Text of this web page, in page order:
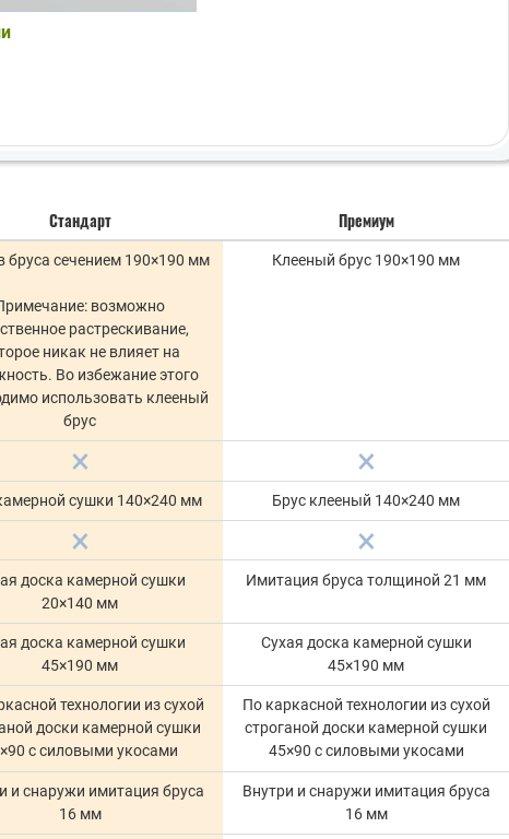
Стандарт Премиум
бруса сечением 190×190 мм
возможно
растрескивание,
никак не влияет на
Во избежание этого
использовать клееный
брус
Клееный брус 190×190 мм
сушки 140×240 мм Брус клееный 140×240 мм
доска камерной сушки
20×140 мм
Имитация бруса толщиной 21 мм
доска камерной сушки
45×190 мм
Сухая доска камерной сушки
45×190 мм
технологии из сухой
доски камерной сушки
с силовыми укосами
По каркасной технологии из сухой
строганой доски камерной сушки
45×90 с силовыми укосами
и снаружи имитация бруса
16 мм
Внутри и снаружи имитация бруса
16 мм